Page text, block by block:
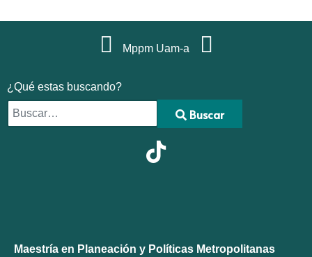
Mppm Uam-a
¿Qué estas buscando?
Buscar
Maestría en Planeación y Políticas Metropolitanas